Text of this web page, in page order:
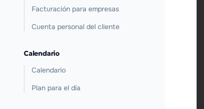
Facturación para empresas
Cuenta personal del cliente
Calendario
Calendario
Plan para el día